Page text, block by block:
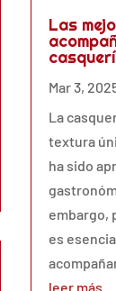
Las
Mar 3,
La
textura
ha sido
embargo,
es
leer más